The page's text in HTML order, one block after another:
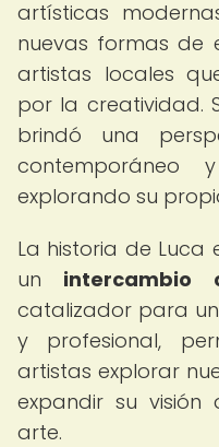
artísticas
nuevas formas de
artistas locales
por la creatividad.
brindó una
explorando su
La historia de Luca
un intercambio
catalizador para
y profesional,
artistas explorar
expandir su
arte.